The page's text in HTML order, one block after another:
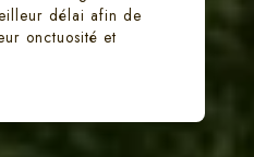
délai afin de
onctuosité et